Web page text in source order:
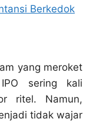
Berkedok
yang meroket
sering kali
ritel. Namun,
tidak wajar